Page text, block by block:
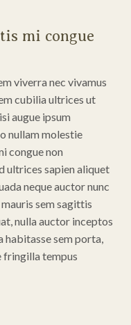
mi congue
viverra nec vivamus
cubilia ultrices ut
augue ipsum
nullam molestie
congue non
ultrices sapien aliquet
neque auctor nunc
sem sagittis
nulla auctor inceptos
sem porta,
fringilla tempus